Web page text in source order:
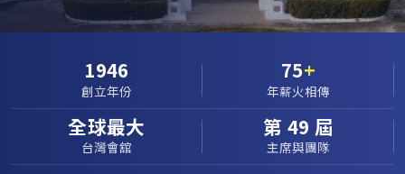
1946
創立年份
75+
年薪火相傳
全球最大
台灣會舘
第 49 屆
主席與團隊